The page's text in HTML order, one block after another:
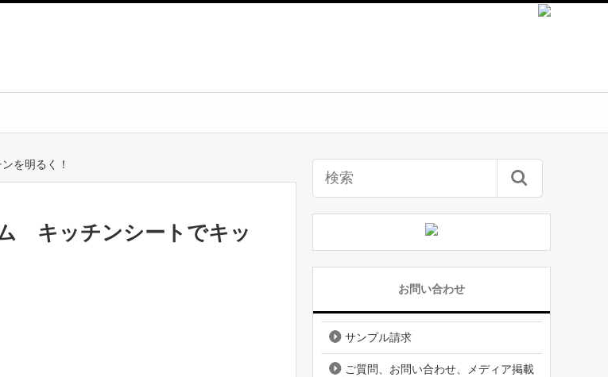
を明るく！
キッチンシートでキッ
お問い合わせ
サンプル請求
ご質問、お問い合わせ、メディア掲載